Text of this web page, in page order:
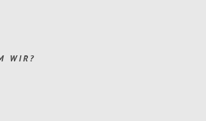
WIR?